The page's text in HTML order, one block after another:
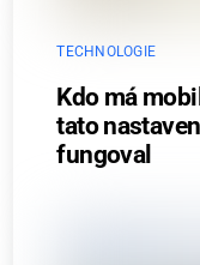
TECHNOLOGIE
Kdo má
tato
fungoval